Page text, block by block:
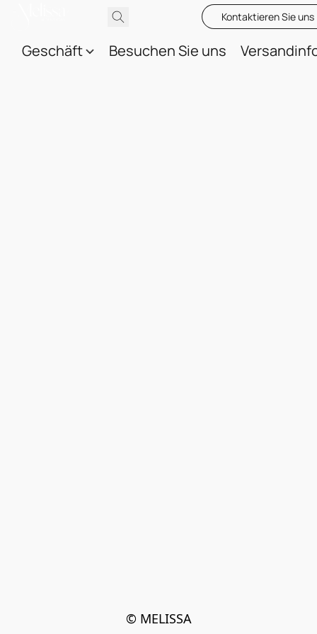
Kontaktieren Sie uns
Geschäft Besuchen Sie uns
© MELISSA